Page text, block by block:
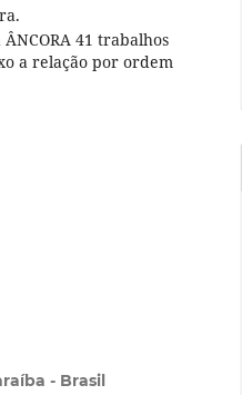
41 trabalhos
a relação por ordem
- Brasil